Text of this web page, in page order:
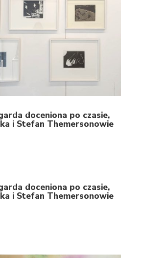
doceniona po czasie,
i Stefan Themersonowie
doceniona po czasie,
i Stefan Themersonowie